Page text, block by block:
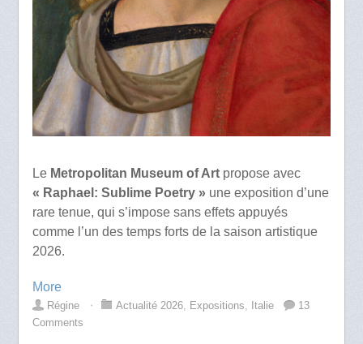
LeMetropolitan Museum of Artpropose avec
« Raphael: Sublime Poetry »une exposition d’une
rare tenue, qui s’impose sans effets appuyés
comme l’un des temps forts de la saison artistique
2026.
More
Régine ⋅ Actualité 2026, Expositions Italie
13
Comments